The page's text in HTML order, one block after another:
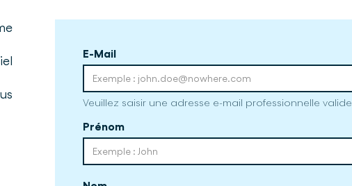
E-Mail
Veuillez saisir une adresse e-mail professionnelle valide
Prénom